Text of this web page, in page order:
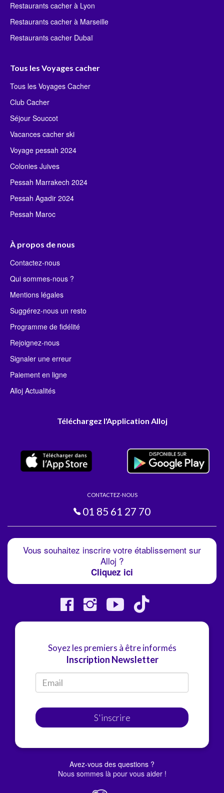
Restaurants cacher à Lyon
Restaurants cacher à Marseille
Restaurants cacher Dubaï
Tous les Voyages cacher
Tous les Voyages Cacher
Club Cacher
Séjour Souccot
Vacances cacher ski
Voyage pessah 2024
Colonies Juives
Pessah Marrakech 2024
Pessah Agadir 2024
Pessah Maroc
À propos de nous
Contactez-nous
Qui sommes-nous ?
Mentions légales
Suggérez-nous un resto
Programme de fidélité
Rejoignez-nous
Signaler une erreur
Paiement en ligne
Alloj Actualités
Téléchargez l'Application Alloj
CONTACTEZ-NOUS
01 85 61 27 70
Vous souhaitez inscrire votre établissement sur
Alloj ?
Cliquez ici
Soyez les premiers à être informés
Inscription Newsletter
S'inscrire
Avez-vous des questions ?
Nous sommes là pour vous aider !